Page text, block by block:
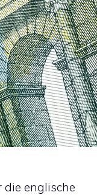
die englische